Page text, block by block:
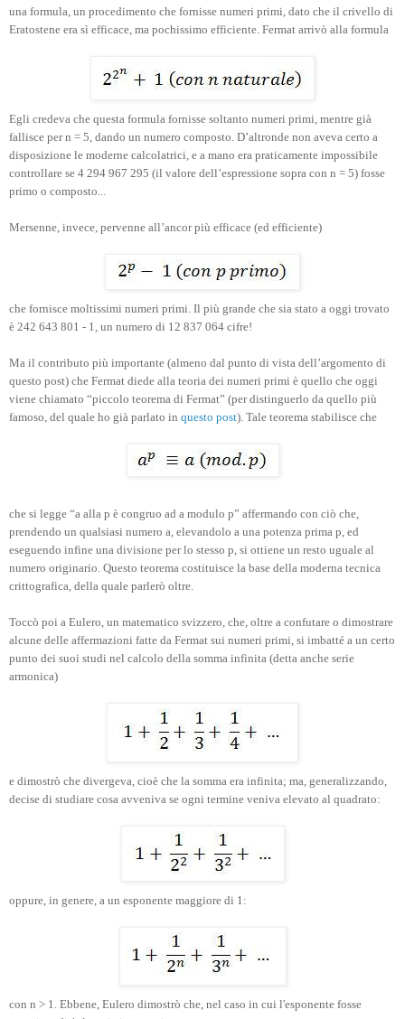
una formula, un procedimento che fornisse numeri primi, dato che il crivello di
Eratostene era sì efficace, ma pochissimo efficiente. Fermat arrivò alla formula
Egli credeva che questa formula fornisse soltanto numeri primi, mentre già
fallisce per n = 5, dando un numero composto. D’altronde non aveva certo a
disposizione le moderne calcolatrici, e a mano era praticamente impossibile
controllare se 4 294 967 295 (il valore dell’espressione sopra con n = 5) fosse
primo o composto...
Mersenne, invece, pervenne all’ancor più efficace (ed efficiente)
che fornisce moltissimi numeri primi. Il più grande che sia stato a oggi trovato
è 242 643 801 - 1, un numero di 12 837 064 cifre!
Ma il contributo più importante (almeno dal punto di vista dell’argomento di
questo post) che Fermat diede alla teoria dei numeri primi è quello che oggi
viene chiamato “piccolo teorema di Fermat” (per distinguerlo da quello più
famoso, del quale ho già parlato in questo post). Tale teorema stabilisce che
che si legge “a alla p è congruo ad a modulo p” affermando con ciò che,
prendendo un qualsiasi numero a, elevandolo a una potenza prima p, ed
eseguendo infine una divisione per lo stesso p, si ottiene un resto uguale al
numero originario. Questo teorema costituisce la base della moderna tecnica
crittografica, della quale parlerò oltre.
Toccò poi a Eulero, un matematico svizzero, che, oltre a confutare o dimostrare
alcune delle affermazioni fatte da Fermat sui numeri primi, si imbatté a un certo
punto dei suoi studi nel calcolo della somma infinita (detta anche serie
armonica)
e dimostrò che divergeva, cioè che la somma era infinita; ma, generalizzando,
decise di studiare cosa avveniva se ogni termine veniva elevato al quadrato:
oppure, in genere, a un esponente maggiore di 1:
con n > 1. Ebbene, Eulero dimostrò che, nel caso in cui l'esponente fosse